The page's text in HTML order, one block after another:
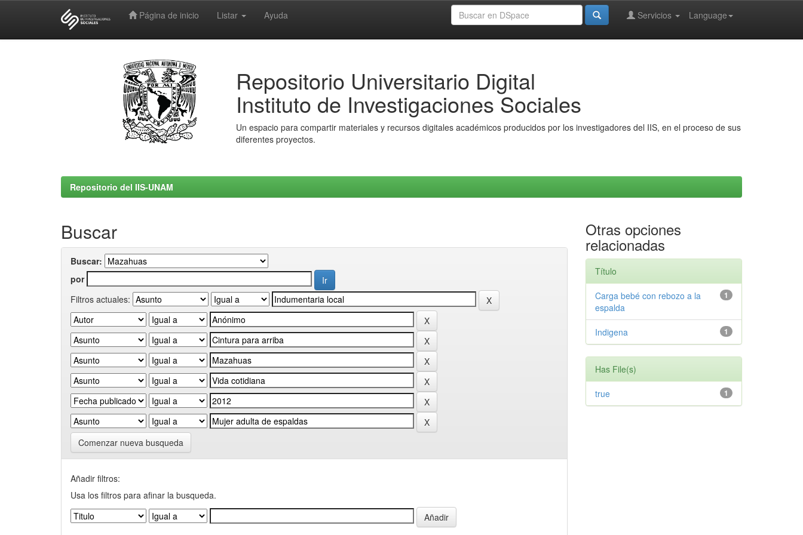
Página de inicio Listar Ayuda Language
Servicios
Repositorio Universitario Digital
Instituto de Investigaciones Sociales
Un espacio para compartir materiales y recursos digitales académicos producidos por los investigadores del IIS, en el proceso de sus
diferentes proyectos.
Repositorio del IIS-UNAM
Buscar
Buscar:
por
Filtros actuales:
Comenzar nueva busqueda
Añadir filtros:
Usa los filtros para afinar la busqueda.
Otras opciones
relacionadas
Título
1
Carga bebé con rebozo a la
espalda
1
Indigena
Has File(s)
1
true